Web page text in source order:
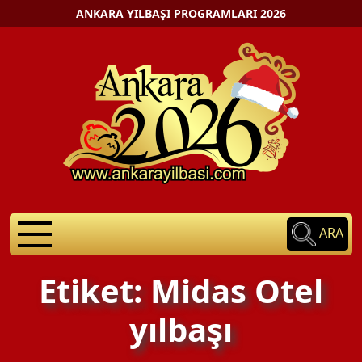
ANKARA YILBAŞI PROGRAMLARI 2026
ARA
Etiket: Midas Otel
yılbaşı